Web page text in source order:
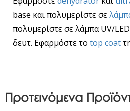
base και πολυμερίστε σε
πολυμερίστε σε λάμπα UV/
δευτ. Εφαρμόστε το top coat
Προτεινόμενα